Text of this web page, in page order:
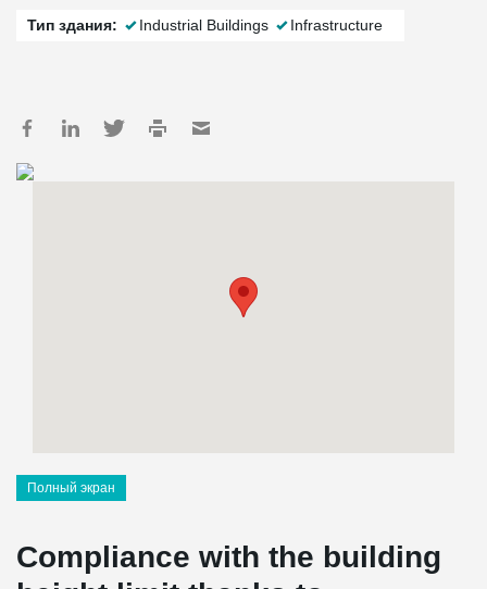
Тип здания: Industrial Buildings Infrastructure
Полный экран
Compliance with the building